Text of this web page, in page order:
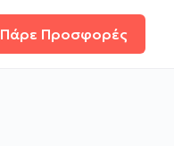
Πάρε Προσφορές